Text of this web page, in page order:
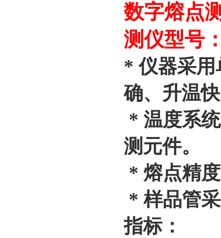
数字熔点
测仪型号
* 仪器采用
确、升温
* 温度系
测元件。
* 熔点精
* 样品管
指标：